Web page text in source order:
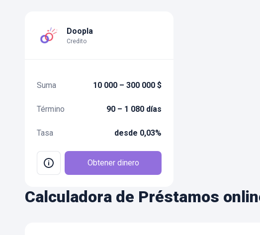
Doopla
Credito
Suma 10 000 – 300 000 $
Término 90 – 1 080 días
Tasa desde 0,03%
Obtener dinero
Calculadora de Préstamos